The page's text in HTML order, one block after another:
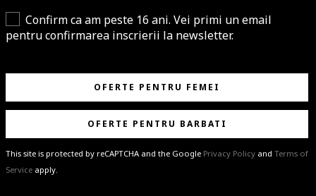
Confirm ca am peste 16 ani. Vei primi un email
pentru confirmarea inscrierii la newsletter.
OFERTE PENTRU FEMEI
OFERTE PENTRU BARBATI
This site is protected by reCAPTCHA and the Google Privacy Policy and Terms of
Service apply.